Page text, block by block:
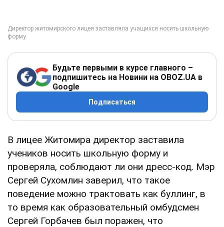
Будьте первыми в курсе главного –
подпишитесь на Новини на OBOZ.UA в
Google
Подписаться
В лицее Житомира директор заставила
учеников носить школьную форму и
проверяла, соблюдают ли они дресс-код. Мэр
Сергей Сухомлин заверил, что такое
поведение можно трактовать как буллинг, в
то время как образовательный омбудсмен
Сергей Горбачев был поражен, что